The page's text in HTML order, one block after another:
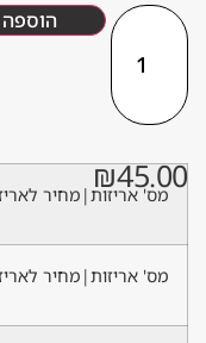
₪
הוספה לסל
לאריזה
לאריזה